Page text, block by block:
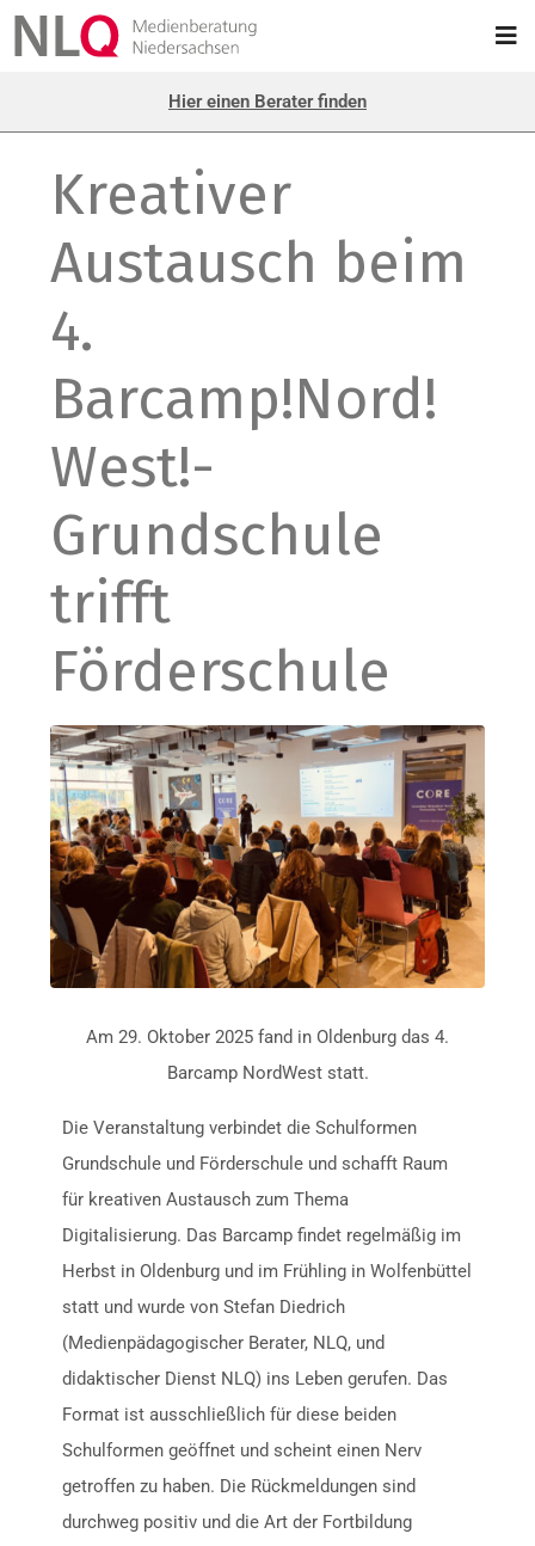
Hier einen Berater finden
Kreativer
Austausch beim
4.
Barcamp!Nord!
West!-
Grundschule
trifft
Förderschule
Am 29. Oktober 2025 fand in Oldenburg das 4.
Barcamp NordWest statt.
Die Veranstaltung verbindet die Schulformen
Grundschule und Förderschule und schafft Raum
für kreativen Austausch zum Thema
Digitalisierung. Das Barcamp findet regelmäßig im
Herbst in Oldenburg und im Frühling in Wolfenbüttel
statt und wurde von Stefan Diedrich
(Medienpädagogischer Berater, NLQ, und
didaktischer Dienst NLQ) ins Leben gerufen. Das
Format ist ausschließlich für diese beiden
Schulformen geöffnet und scheint einen Nerv
getroffen zu haben. Die Rückmeldungen sind
durchweg positiv und die Art der Fortbildung